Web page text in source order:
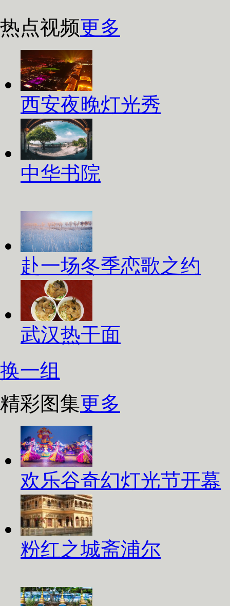
热点视频更多
西安夜晚灯光秀
中华书院
赴一场冬季恋歌之约
武汉热干面
换一组
精彩图集更多
欢乐谷奇幻灯光节开幕
粉红之城斋浦尔